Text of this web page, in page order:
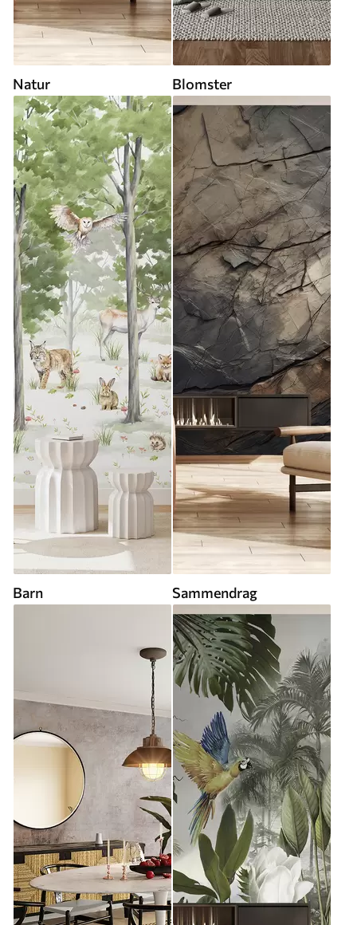
Natur Blomster
Barn Sammendrag